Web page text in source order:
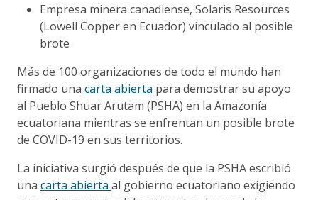
Empresa minera canadiense, Solaris Resources
(Lowell Copper en Ecuador) vinculado al posible
brote
Más de 100 organizaciones de todo el mundo han
firmado una carta abierta para demostrar su apoyo
al Pueblo Shuar Arutam (PSHA) en la Amazonía
ecuatoriana mientras se enfrentan un posible brote
de COVID-19 en sus territorios.
La iniciativa surgió después de que la PSHA escribió
una carta abierta al gobierno ecuatoriano exigiendo